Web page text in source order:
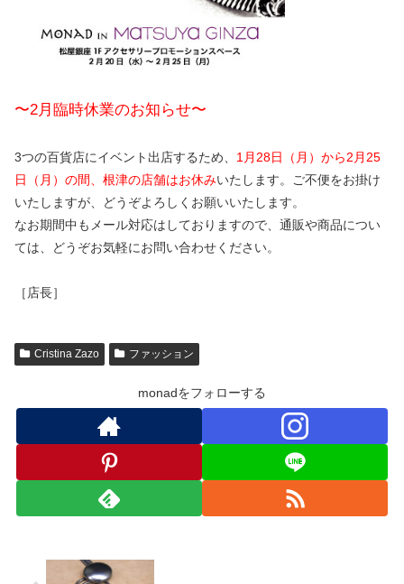
〜2月臨時休業のお知らせ〜
3つの百貨店にイベント出店するため、 1月28日（月）から2月25
日（月）の間、根津の店舗はお休みいたします。ご不便をお掛け
いたしますが、どうぞよろしくお願いいたします。
なお期間中もメール対応はしておりますので、通販や商品につい
ては、どうぞお気軽にお問い合わせください。
［店長］
Cristina Zazo ファッション
monadをフォローする